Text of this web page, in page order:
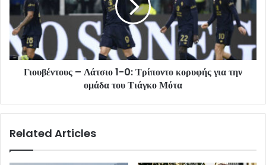
Γιουβέντους – Λάτσιο 1-0: Τρίποντο κορυφής για την
ομάδα του Τιάγκο Μότα
Related Articles